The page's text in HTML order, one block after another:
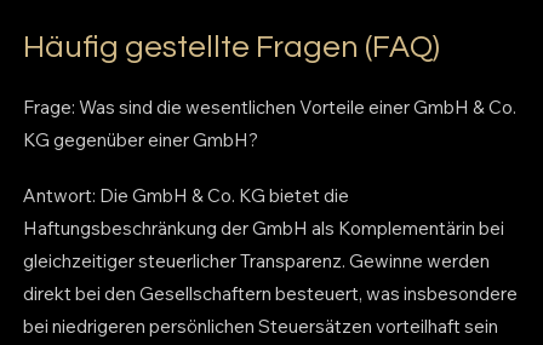
Häufig gestellte Fragen (FAQ)
Frage: Was sind die wesentlichen Vorteile einer GmbH & Co.
KG gegenüber einer GmbH?
Antwort: Die GmbH & Co. KG bietet die
Haftungsbeschränkung der GmbH als Komplementärin bei
gleichzeitiger steuerlicher Transparenz. Gewinne werden
direkt bei den Gesellschaftern besteuert, was insbesondere
bei niedrigeren persönlichen Steuersätzen vorteilhaft sein